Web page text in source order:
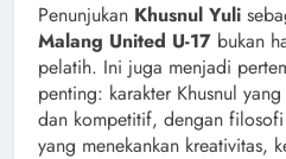
Penunjukan Khusnul Yuli
Malang United U-17 bukan
pelatih. Ini juga menjadi
penting: karakter Khusnul
dan kompetitif, dengan
yang menekankan kreativitas,